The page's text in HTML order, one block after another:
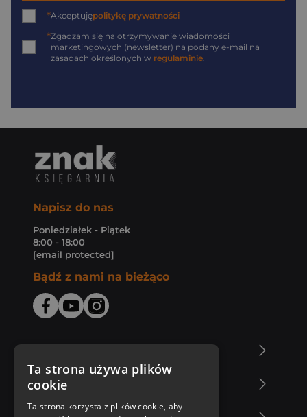
*Akceptujępolitykę prywatności
*Zgadzam się na otrzymywanie wiadomości
marketingowych (newsletter) na podany e-mail na
zasadach określonych w regulaminie.
Napisz do nas
Poniedziałek - Piątek
8:00 - 18:00
[email protected]
Bądź z nami na bieżąco
Zakupy u nas
Ta strona używa plików
cookie
Ta strona korzysta z plików cookie, aby